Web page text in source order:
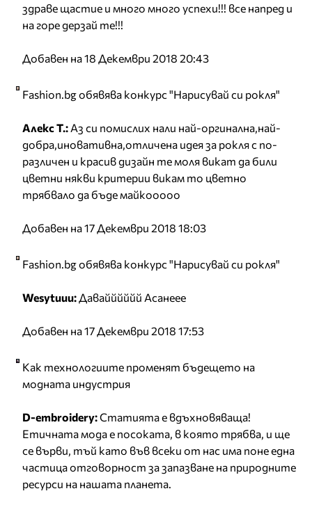
здраве щастие и много много успехи!!! все напред и
на горе дерзай те!!!
Добавен на 18 Декември 2018 20:43
Fashion.bg обявява конкурс "Нарисувай си рокля"
Алекс Т.: Аз си помислих нали най-оргинална,най-
добра,иновативна,отличена идея за рокля с по-
различен и красив дизайн те моля викат да били
цветни някви критерии викам то цветно
трябвало да бъде майкооооо
Добавен на 17 Декември 2018 18:03
Fashion.bg обявява конкурс "Нарисувай си рокля"
Wesytuuu:Давайййййй Асанеее
Добавен на 17 Декември 2018 17:53
Как технологиите променят бъдещето на
модната индустрия
D-embroidery:Статията е вдъхновяваща!
Етичната мода е посоката, в която трябва, и ще
се върви, тъй като във всеки от нас има поне една
частица отговорност за запазване на природните
ресурси на нашата планета.